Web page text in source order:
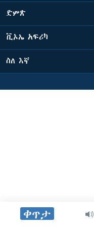
ቋንቋዎች
ቀጥታ
ድምጽ
ቪኦኤ አፍሪካ
ስለ እኛ